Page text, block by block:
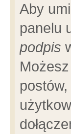
Aby
panelu
podpis